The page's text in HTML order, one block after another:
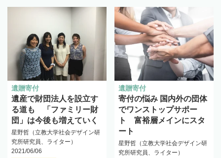
遺贈寄付
遺産で財団法人を設立す
る道も 「ファミリー財
団」は今後も増えていく
星野哲（立教大学社会デザイン研
究所研究員、ライター）
2021/06/06
遺贈寄付
寄付の悩み 国内外の団体
でワンストップサポー
ト 富裕層メインにスタ
ート
星野哲（立教大学社会デザイン研
究所研究員、ライター）